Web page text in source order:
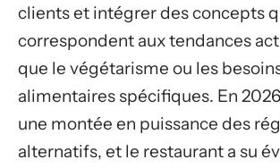
clients et intégrer des concepts
correspondent aux tendances
que le végétarisme ou les
alimentaires spécifiques. En
une montée en puissance des
alternatifs, et le restaurant a su